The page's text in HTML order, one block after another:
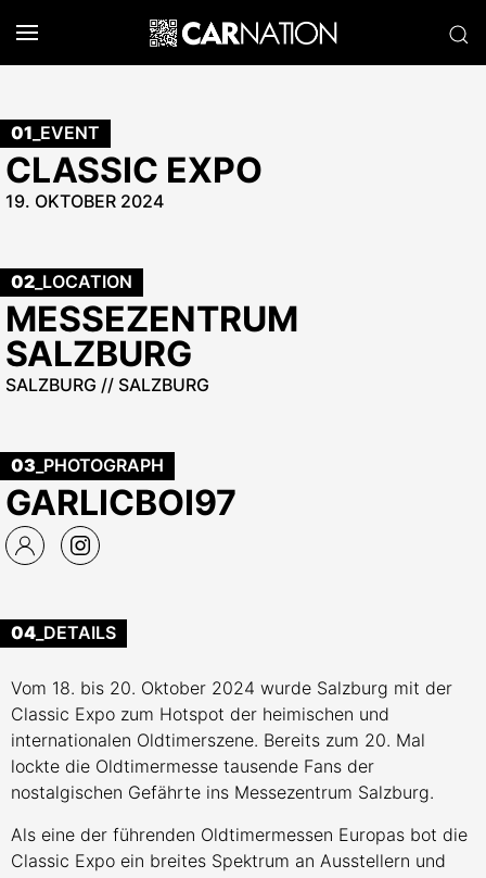
01 _EVENT
CLASSIC EXPO
19. OKTOBER 2024
02 _LOCATION
MESSEZENTRUM
SALZBURG
SALZBURG // SALZBURG
03 _PHOTOGRAPH
GARLICBOI97
04 _DETAILS
Vom 18. bis 20. Oktober 2024 wurde Salzburg mit der
Classic Expo zum Hotspot der heimischen und
internationalen Oldtimerszene. Bereits zum 20. Mal
lockte die Oldtimermesse tausende Fans der
nostalgischen Gefährte ins Messezentrum Salzburg.
Als eine der führenden Oldtimermessen Europas bot die
Classic Expo ein breites Spektrum an Ausstellern und